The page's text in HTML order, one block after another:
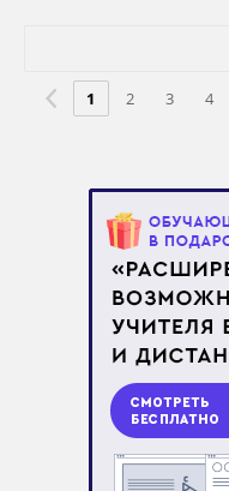
1 2 3 4